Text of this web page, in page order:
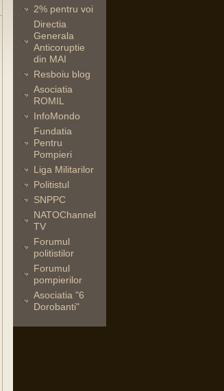
2% pentru voi
Directia
Generala
Anticoruptie
din MAI
Resboiu blog
Asociatia
ROMIL
InfoMondo
Fundatia
Pentru
Pompieri
Liga Militarilor
Politistul
SNPPC
NATOChannel
TV
Forumul
politistilor
Forumul
pompierilor
Asociatia "6
Dorobanti"